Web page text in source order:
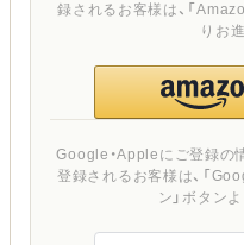
Google・Appleにご登録の
登録されるお客様は、「
ン」ボタン
録されるお客様は、「
りお